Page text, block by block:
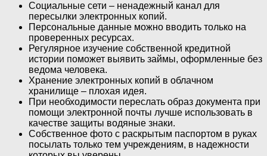
Социальные сети – ненадежный канал для
пересылки электронных копий.
Персональные данные можно вводить только на
проверенных ресурсах.
Регулярное изучение собственной кредитной
истории поможет выявить займы, оформленные без
ведома человека.
Хранение электронных копий в облачном
хранилище – плохая идея.
При необходимости переслать образ документа при
помощи электронной почты лучше использовать в
качестве защиты водяные знаки.
Собственное фото с раскрытым паспортом в руках
посылать только тем учреждениям, в надежности